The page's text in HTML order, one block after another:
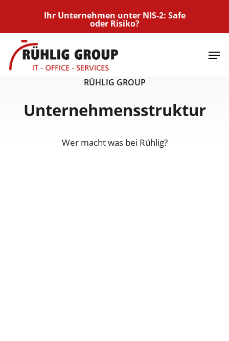
content
Ihr Unternehmen unter NIS-2: Safe
oder Risiko?
RÜHLIG GROUP
Unternehmensstruktur
Wer macht was bei Rühlig?